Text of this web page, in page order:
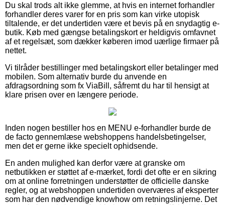
Du skal trods alt ikke glemme, at hvis en internet forhandler
forhandler deres varer for en pris som kan virke utopisk
tiltalende, er det undertiden være et bevis på en snydagtig e-
butik. Køb med gængse betalingskort er heldigvis omfavnet
af et regelsæt, som dækker køberen imod uærlige firmaer på
nettet.
Vi tilråder bestillinger med betalingskort eller betalinger med
mobilen. Som alternativ burde du anvende en
afdragsordning som fx ViaBill, såfremt du har til hensigt at
klare prisen over en længere periode.
Inden nogen bestiller hos en MENU e-forhandler burde de
de facto gennemlæse webshoppens handelsbetingelser,
men det er gerne ikke specielt ophidsende.
En anden mulighed kan derfor være at granske om
netbutikken er støttet af e-mærket, fordi det ofte er en sikring
om at online forretningen understøtter de officielle danske
regler, og at webshoppen undertiden overværes af eksperter
som har den nødvendige knowhow om retningslinjerne. Det